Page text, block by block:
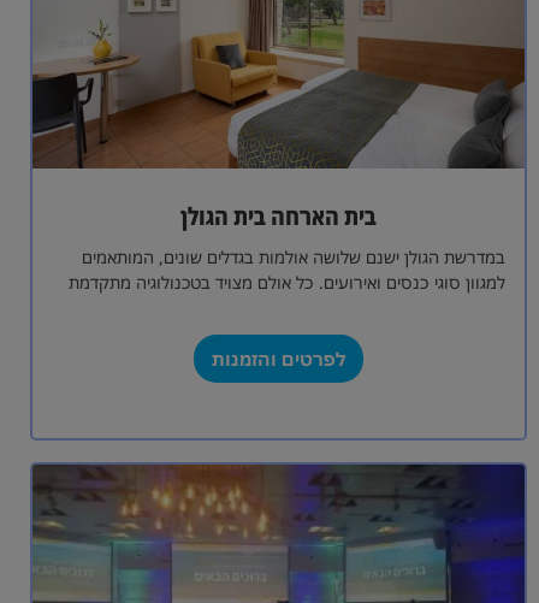
בית הארחה בית הגולן
במדרשת הגולן ישנם שלושה אולמות בגדלים שונים, המותאמים
למגוון סוגי כנסים ואירועים. כל אולם מצויד בטכנולוגיה מתקדמת
לפרטים והזמנות